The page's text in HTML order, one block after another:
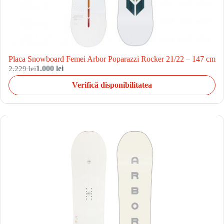
Placa Snowboard Femei Arbor Poparazzi Rocker 21/22 – 147 cm
2.229 lei1.000 lei
Verifică disponibilitatea